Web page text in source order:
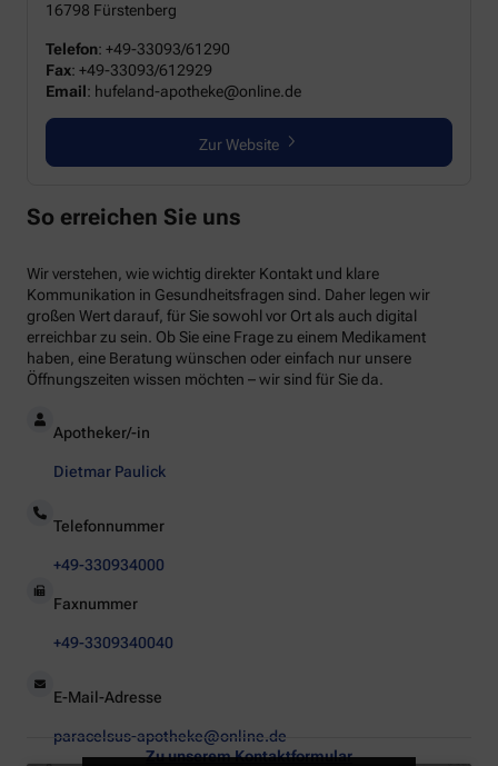
16798 Fürstenberg
Telefon: +49-33093/61290
Fax: +49-33093/612929
Email: hufeland-apotheke@online.de
Zur Website
So erreichen Sie uns
Wir verstehen, wie wichtig direkter Kontakt und klare
Kommunikation in Gesundheitsfragen sind. Daher legen wir
großen Wert darauf, für Sie sowohl vor Ort als auch digital
erreichbar zu sein. Ob Sie eine Frage zu einem Medikament
haben, eine Beratung wünschen oder einfach nur unsere
Öffnungszeiten wissen möchten – wir sind für Sie da.
Apotheker/-in
Dietmar Paulick
Telefonnummer
+49-330934000
Faxnummer
+49-3309340040
E-Mail-Adresse
paracelsus-apotheke@online.de
Zu unserem Kontaktformular